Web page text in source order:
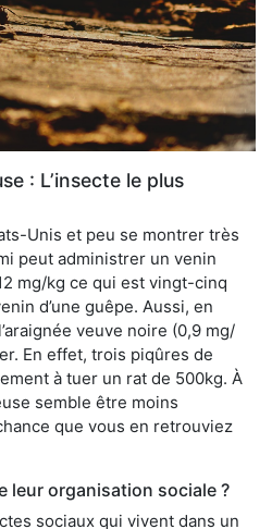
: L’insecte le plus
Unis et peu se montrer très
peut administrer un venin
mg/kg ce qui est vingt-cinq
d’une guêpe. Aussi, en
veuve noire (0,9 mg/
En effet, trois piqûres de
à tuer un rat de 500kg. À
semble être moins
que vous en retrouviez
leur organisation sociale ?
sociaux qui vivent dans un